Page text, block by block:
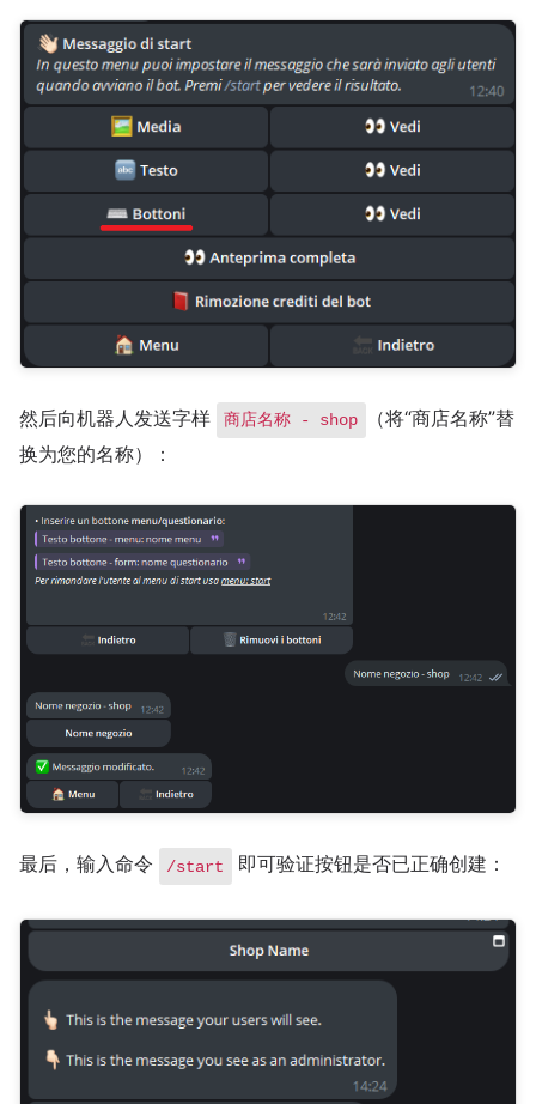
然后向机器人发送字样 商店名称 - shop
（将“商店名称”替
换为您的名称）：
最后，输入命令 /start 即可验证按钮是否已正确创建：